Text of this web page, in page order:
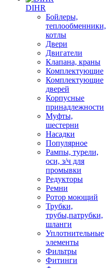
DIHR
Бойлеры,
теплообменники,
котлы
Двери
Двигатели
Клапана, краны
Комплектующие
Комплектующие
дверей
Корпусные
принадлежности
Муфты,
шестерни
Насадки
Популярное
Рампы, турели,
оси, з/ч для
промывки
Редукторы
Ремни
Ротор моющий
Трубки,
трубы,патрубки,
шланги
Уплотнительные
элементы
Фильтры
Фитинги